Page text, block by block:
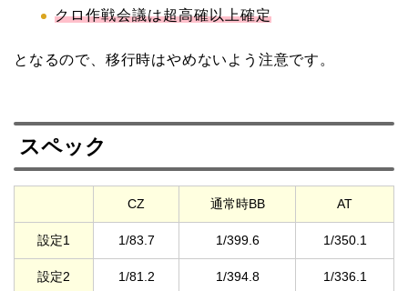
クロ作戦会議は超高確以上確定
となるので、移行時はやめないよう注意です。
スペック
CZ 通常時BB AT
設定1 1/83.7 1/399.6 1/350.1
設定2 1/81.2 1/394.8 1/336.1